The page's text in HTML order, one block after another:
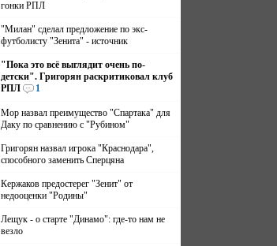
гонки РПЛ
"Милан" сделал предложение по экс-
футболисту "Зенита" - источник
"Пока это всё выглядит очень по-
детски". Григорян раскритиковал клуб
РПЛ
1
Мор назвал преимущество "Спартака" для
Даку по сравнению с "Рубином"
Григорян назвал игрока "Краснодара",
способного заменить Сперцяна
Кержаков предостерег "Зенит" от
недооценки "Родины"
Лещук - о старте "Динамо": где-то нам не
везло